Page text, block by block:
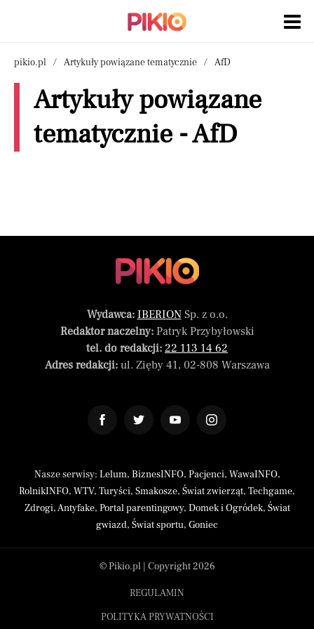
pikio.pl Artykuły powiązane tematycznie AfD
Artykuły powiązane
tematycznie - AfD
Wydawca: IBERIONSp. z o.o.
Redaktor naczelny:Patryk Przybyłowski
tel. do redakcji: 22 113 14 62
Adres redakcji:ul. Zięby 41, 02-808 Warszawa
Nasze serwisy: Lelum, BiznesINFO, Pacjenci, WawaINFO,
RolnikINFO, WTV, Turyści, Smakosze, Świat zwierząt, Techgame,
Zdrogi,Antyfake, Portal parentingowy, Domek i Ogródek, Świat
gwiazd, Świat sportu, Goniec
© Pikio.pl | Copyright 2026
REGULAMIN
POLITYKA PRYWATNOŚCI